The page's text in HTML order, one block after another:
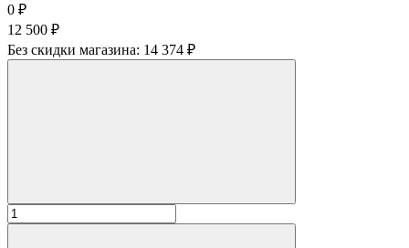
0 ₽
12 500 ₽
Без скидки магазина: 14 374 ₽